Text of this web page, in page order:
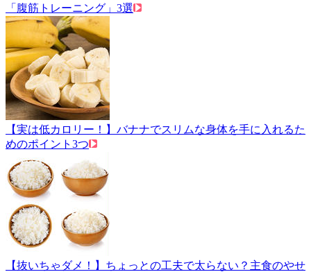
「腹筋トレーニング」3選
【実は低カロリー！】バナナでスリムな身体を手に入れるた
めのポイント3つ
【抜いちゃダメ！】ちょっとの工夫で太らない？主食のやせ